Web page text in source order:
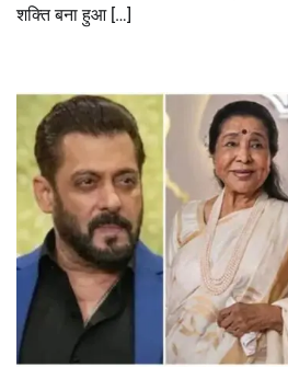
शक्ति बना हुआ […]